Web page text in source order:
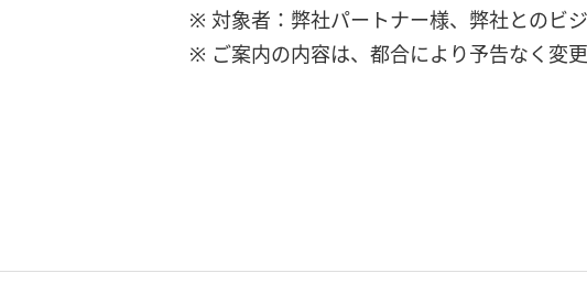
※ 対象者：弊社パートナー様、弊社とのビ
※ ご案内の内容は、都合により予告なく変